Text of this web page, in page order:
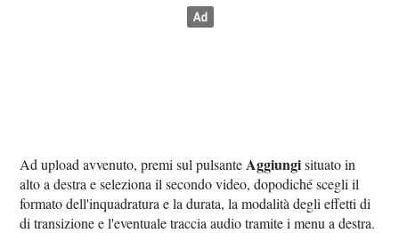
Ad upload avvenuto, premi sul pulsante Aggiungisituato in
alto a destra e seleziona il secondo video, dopodiché scegli il
formato dell'inquadratura e la durata, la modalità degli effetti di
di transizione e l'eventuale traccia audio tramite i menu a destra.